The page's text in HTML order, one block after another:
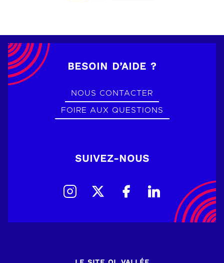
BESOIN D’AIDE ?
NOUS CONTACTER
FOIRE AUX QUESTIONS
SUIVEZ-NOUS